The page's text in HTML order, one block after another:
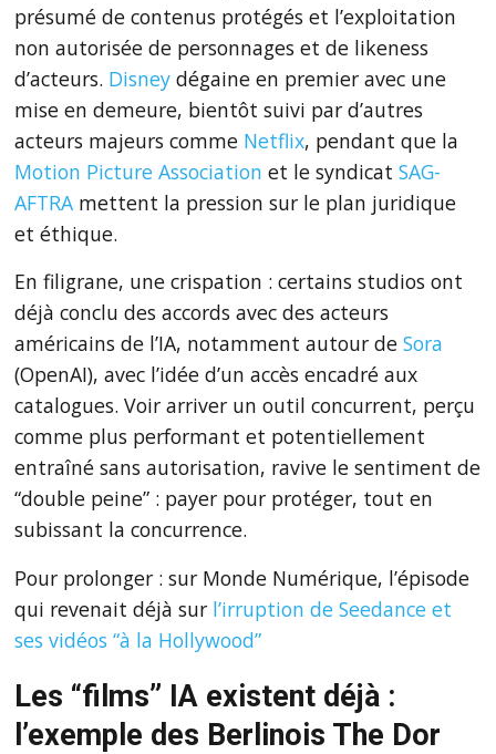
présumé de contenus protégés et l’exploitation
non autorisée de personnages et de likeness
d’acteurs. Disney dégaine en premier avec une
mise en demeure, bientôt suivi par d’autres
acteurs majeurs comme Netflix, pendant que la
Motion Picture Association et le syndicatSAG-
AFTRA mettent la pression sur le plan juridique
et éthique.
En filigrane, une crispation : certains studios ont
déjà conclu des accords avec des acteurs
américains de l’IA, notamment autour deSora
(OpenAI), avec l’idée d’un accès encadré aux
catalogues. Voir arriver un outil concurrent, perçu
comme plus performant et potentiellement
entraîné sans autorisation, ravive le sentiment de
“double peine” : payer pour protéger, tout en
subissant la concurrence.
Pour prolonger : sur Monde Numérique, l’épisode
qui revenait déjà sur l’irruption de Seedance et
ses vidéos “à la Hollywood”
Les “films” IA existent déjà :
l’exemple des Berlinois The Dor